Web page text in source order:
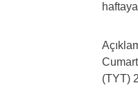
(TYT)